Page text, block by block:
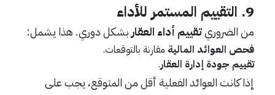
9. التقييم المستمر للأداء
من الضروريتقييم أداء العقار بشكل دوري. هذا يشمل:
فحص العوائد المالية مقارنة بالتوقعات.
تقييم جودة إدارة العقار.
إذا كانت العوائد الفعلية أقل من المتوقع، يجب على